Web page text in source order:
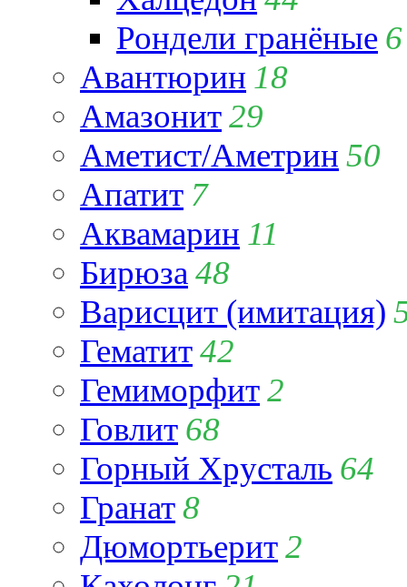
Рондели гранёные 6
Авантюрин 18
Амазонит29
Аметист/Аметрин 50
Апатит 7
Аквамарин 11
Бирюза 48
Варисцит (имитация)
Гематит42
Гемиморфит2
Говлит 68
Горный Хрусталь 64
Гранат8
Дюмортьерит2